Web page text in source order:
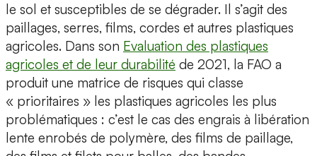
le sol et susceptibles de se dégrader. Il s’agit des
paillages, serres, films, cordes et autres plastiques
agricoles. Dans son Evaluation des plastiques
agricoles et de leur durabilité de 2021, la FAO a
produit une matrice de risques qui classe
« prioritaires » les plastiques agricoles les plus
problématiques : c’est le cas des engrais à libération
lente enrobés de polymère, des films de paillage,